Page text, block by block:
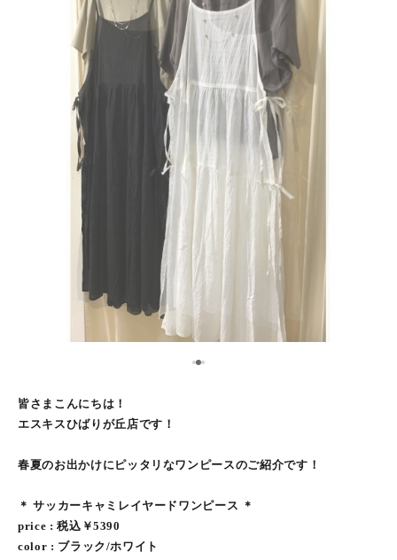
12
皆さまこんにちは！
エスキスひばりが丘店です！
春夏のお出かけにピッタリなワンピースのご紹介です！
＊ サッカーキャミレイヤードワンピース ＊
price : 税込￥5390
color : ブラック/ホワイト